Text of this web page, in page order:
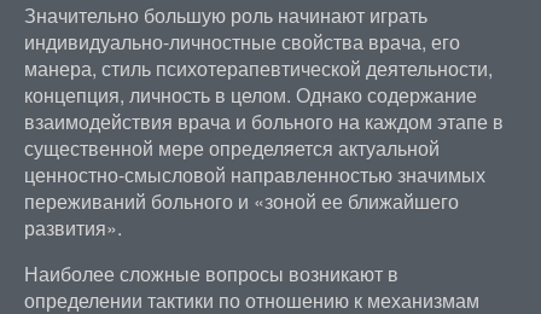
Значительно большую роль начинают играть
индивидуально-личностные свойства врача, его
манера, стиль психотерапевтической деятельности,
концепция, личность в целом. Однако содержание
взаимодействия врача и больного на каждом этапе в
существенной мере определяется актуальной
ценностно-смысловой направленностью значимых
переживаний больного и «зоной ее ближайшего
развития».
Наиболее сложные вопросы возникают в
определении тактики по отношению к механизмам